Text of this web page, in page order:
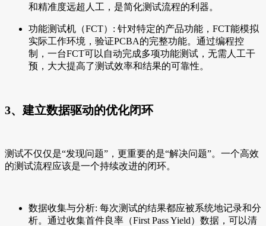
和精准度远超人工，是简化测试流程的利器。
功能测试机（FCT）: 针对特定的产品功能，FCT能模拟
实际工作环境，验证PCBA的完整功能。通过编程控
制，一台FCT可以自动完成多项功能测试，无需人工干
预，大大提高了测试效率和结果的可靠性。
3、建立数据驱动的优化闭环
测试不仅仅是“发现问题”，更重要的是“解决问题”。一个高效
的测试流程应该是一个持续改进的闭环。
数据收集与分析: 每次测试的结果都应被系统地记录和分
析。通过收集首件良率（First Pass Yield）数据，可以清